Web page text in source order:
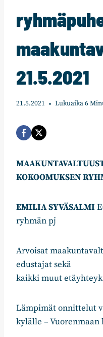
21.5.2021
21.5.2021 Lukuaika6
KOKOOMUKSEN
EMILIA SYVÄSALMI
ryhmän pj
Arvoisat
edustajat sekä
kaikki muut
Lämpimät onnittelut
kylälle – Vuorenmaan